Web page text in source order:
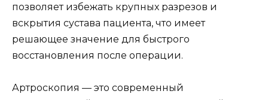
позволяет избежать крупных разрезов и
вскрытия сустава пациента, что имеет
решающее значение для быстрого
восстановления после операции.
Артроскопия — это современный